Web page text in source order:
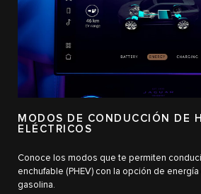
MODOS DE CONDUCCIÓN DE
ELÉCTRICOS
Conoce los modos que te permiten
enchufable (PHEV) con la opción de
gasolina.